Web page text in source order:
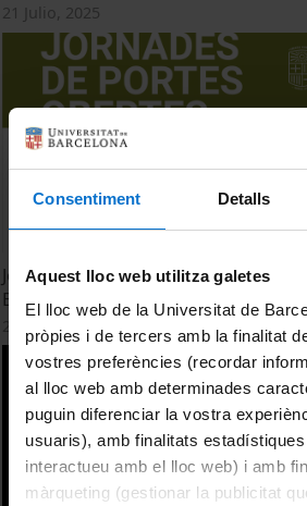
Consentiment Detalls
Aquest lloc web utilitza galetes
El lloc web de la Universitat de
pròpies i de tercers amb la finalitat
vostres preferències (recordar
al lloc web amb determinades
puguin diferenciar la vostra
usuaris), amb finalitats
interactueu amb el lloc web) i amb
màrqueting (gestionar la publicitat
21 Julio, 2025
Jornades de Portes Obertes 2023 a la
Biologia
27 Febrero, 2023